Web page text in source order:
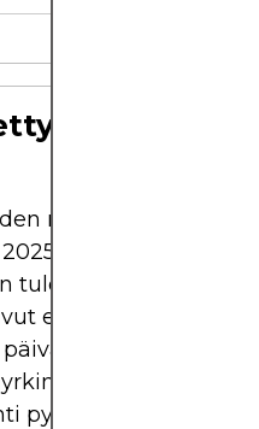
mutta
neljänneksen
liikevaihdon
tuloksen pysyessä
eivät estäneet Wall
Metan osake
yksittäinen
pyyhkäisi lähes 190